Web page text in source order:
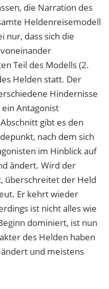
die Narration des
Heldenreisemodell
nur, dass sich die
Teil des Modells (2.
Helden statt. Der
Hindernisse
Antagonist
gibt es den
nach dem sich
im Hinblick auf
ändert. Wird der
überschreitet der Held
Er kehrt wieder
ist nicht alles wie
dominiert, ist nun
des Helden haben
und meistens